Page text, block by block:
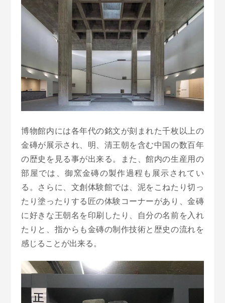
博物館内には各年代の銘文が刻まれた千枚以上の
金磚が展示され、明、清王朝を含む中国の数百年
の歴史を見る事が出来る。また、館内の生産用の
部屋では、御窯金磚の製作過程も展示されてい
る。さらに、文創体験館では、泥をこねたり切っ
たり塗ったりする匠の体験コーナーがあり、金磚
に好きな王朝名を印刷したり、自分の名前を入れ
たりと、指からも金磚の制作技術と歴史の流れを
感じることが出来る。